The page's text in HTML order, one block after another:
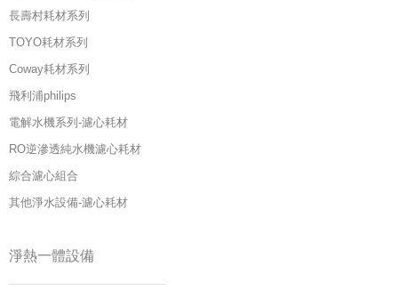
長壽村耗材系列
TOYO耗材系列
Coway耗材系列
飛利浦philips
電解水機系列-濾心耗材
RO逆滲透純水機濾心耗材
綜合濾心組合
其他淨水設備-濾心耗材
淨熱一體設備